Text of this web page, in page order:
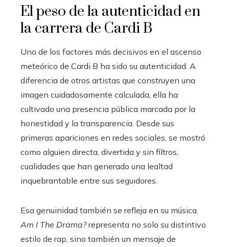
El peso de la autenticidad en
la carrera de Cardi B
Uno de los factores más decisivos en el ascenso
meteórico de Cardi B ha sido su autenticidad. A
diferencia de otros artistas que construyen una
imagen cuidadosamente calculada, ella ha
cultivado una presencia pública marcada por la
honestidad y la transparencia. Desde sus
primeras apariciones en redes sociales, se mostró
como alguien directa, divertida y sin filtros,
cualidades que han generado una lealtad
inquebrantable entre sus seguidores.
Esa genuinidad también se refleja en su música.
Am I The Drama?representa no solo su distintivo
estilo de rap, sino también un mensaje de